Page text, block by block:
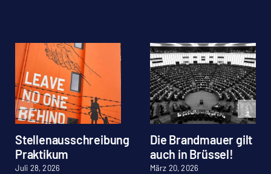
Stellenausschreibung
Praktikum
Juli 28, 2026
Die Brandmauer gilt
auch in Brüssel!
März 20, 2026